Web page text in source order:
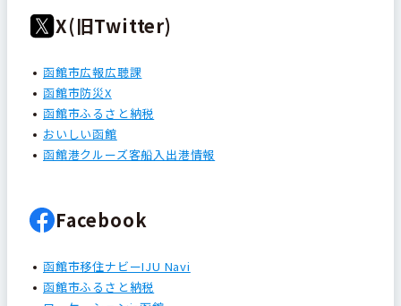
X(旧Twitter)
函館市広報広聴課
函館市防災X
函館市ふるさと納税
おいしい函館
函館港クルーズ客船入出港情報
Facebook
函館市移住ナビーIJU Navi
函館市ふるさと納税